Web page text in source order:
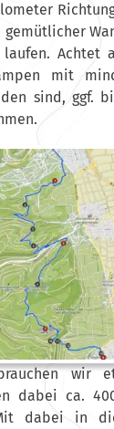
gemütlicher
Achtet
mit
sind, ggf.
wir
dabei ca.
dabei in